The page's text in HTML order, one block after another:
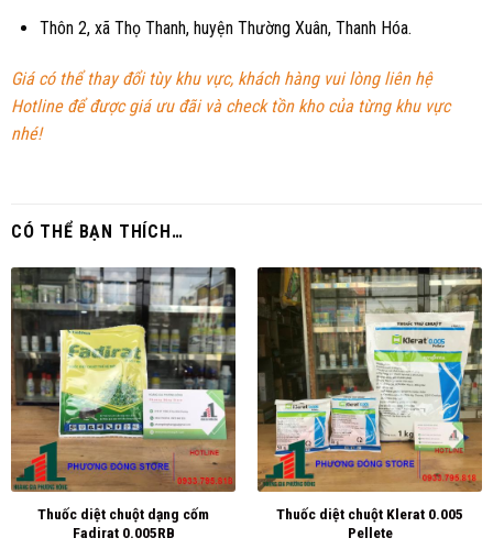
Thôn 2, xã Thọ Thanh, huyện Thường Xuân, Thanh Hóa.
Giá có thể thay đổi tùy khu vực, khách hàng vui lòng liên hệ
Hotline để được giá ưu đãi và check tồn kho của từng khu vực
nhé!
CÓ THỂ BẠN THÍCH…
Thuốc diệt chuột dạng cốm
Fadirat 0.005RB
Thuốc diệt chuột Klerat 0.005
Pellete